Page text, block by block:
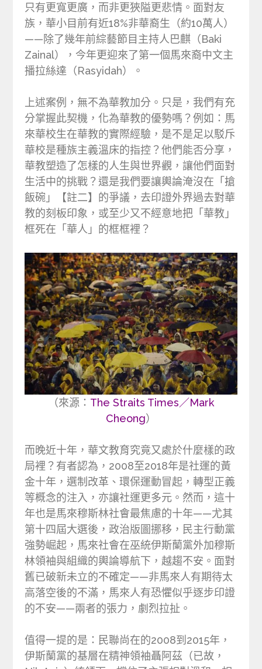
只有更寬更廣，而非更狹隘更悲情。面對友
族，華小目前有近18%非華裔生（約10萬人）
——除了幾年前綜藝節目主持人巴麒（Baki
Zainal），今年更迎來了第一個馬來裔中文主
播拉絲達（Rasyidah）。
上述案例，無不為華教加分。只是，我們有充
分掌握此契機，化為華教的優勢嗎？例如：馬
來華校生在華教的實際經驗，是不是足以駁斥
華校是種族主義溫床的指控？他們能否分享，
華教塑造了怎樣的人生與世界觀，讓他們面對
生活中的挑戰？還是我們要讓輿論淹沒在「搶
飯碗」【註二】的爭議，去印證外界過去對華
教的刻板印象，或至少又不經意地把「華教」
框死在「華人」的框框裡？
（來源： The Straits Times／Mark
Cheong）
而晚近十年，華文教育究竟又處於什麼樣的政
局裡？有者認為，2008至2018年是社運的黃
金十年，選制改革、環保運動冒起，轉型正義
等概念的注入，亦讓社運更多元。然而，這十
年也是馬來穆斯林社會最焦慮的十年——尤其
第十四屆大選後，政治版圖挪移，民主行動黨
強勢崛起，馬來社會在巫統伊斯蘭黨外加穆斯
林領袖與組織的輿論導航下，越趨不安。面對
舊已破新未立的不確定——非馬來人有期待太
高落空後的不滿，馬來人有恐懼似乎逐步印證
的不安——兩者的張力，劇烈拉扯。
值得一提的是：民聯尚在的2008到2015年，
伊斯蘭黨的基層在精神領袖聶阿茲（已故，